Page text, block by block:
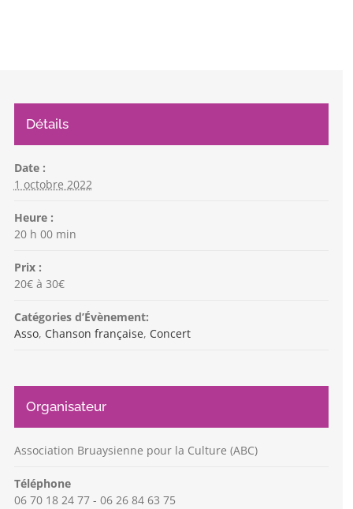
Détails
Date :
1 octobre 2022
Heure :
20 h 00 min
Prix :
20€ à 30€
Catégories d’Évènement:
Asso, Chanson française, Concert
Organisateur
Association Bruaysienne pour la Culture (ABC)
Téléphone
06 70 18 24 77 - 06 26 84 63 75